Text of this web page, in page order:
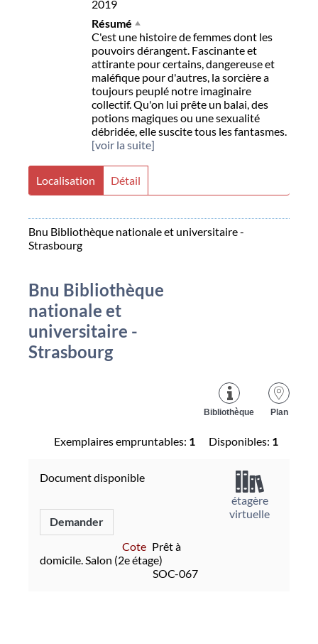
2019
Résumé
C'est une histoire de femmes dont les
pouvoirs dérangent. Fascinante et
attirante pour certains, dangereuse et
maléfique pour d'autres, la sorcière a
toujours peuplé notre imaginaire
collectif. Qu'on lui prête un balai, des
potions magiques ou une sexualité
débridée, elle suscite tous les fantasmes.
[voir la suite]
Localisation Détail
Bnu Bibliothèque nationale et universitaire -
Strasbourg
Bnu Bibliothèque
nationale et
universitaire -
Strasbourg
Plan
Bibliothèque
Exemplaires empruntables: 1 Disponibles: 1
Document disponible
Demander
Cote Prêt à
domicile. Salon (2e étage)
SOC-067
étagère
virtuelle